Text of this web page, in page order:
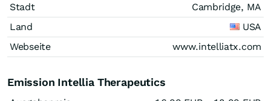
Stadt
Cambridge, MA
Land
USA
Webseite
www.intelliatx.com
Emission Intellia Therapeutics